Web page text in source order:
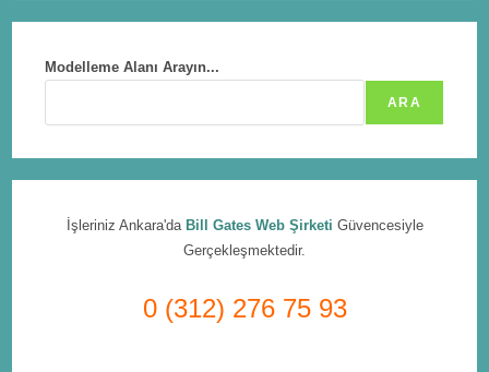
Modelleme Alanı Arayın...
ARA
İşleriniz Ankara'da Bill Gates Web Şirketi Güvencesiyle
Gerçekleşmektedir.
0 (312) 276 75 93